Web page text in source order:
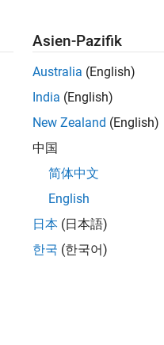
object and prevents
when the object is
Asien-Pazifik
Australia (English)
India (English)
New Zealand (English)
中国
简体中文
English
日本 (日本語)
한국 (한국어)